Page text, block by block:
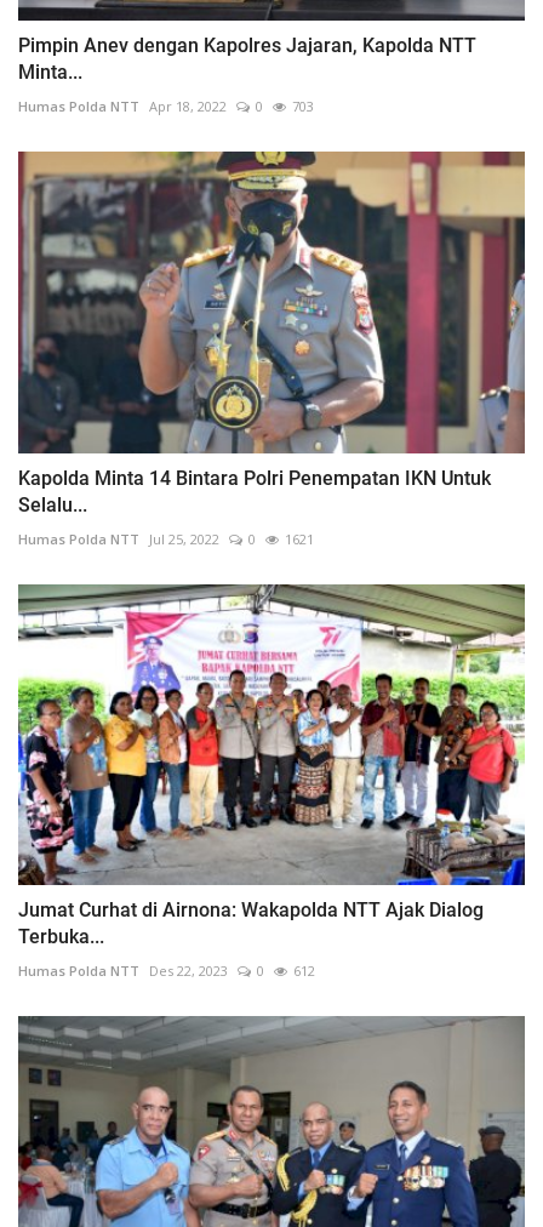
Pimpin Anev dengan Kapolres Jajaran, Kapolda NTT
Minta...
Humas Polda NTT Apr 18, 2022 0 703
Kapolda Minta 14 Bintara Polri Penempatan IKN Untuk
Selalu...
Humas Polda NTT Jul 25, 2022 0 1621
Jumat Curhat di Airnona: Wakapolda NTT Ajak Dialog
Terbuka...
Humas Polda NTT Des 22, 2023 0 612